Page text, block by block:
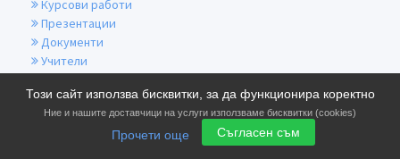
Този сайт използва бисквитки, за да функционира коректно
Ние и нашите доставчици на услуги използваме бисквитки (cookies)
Прочети още Съгласен съм
Курсови работи
Презентации
Документи
Учители
Общи условия
Политика за бисквитките
Политика за поверителност